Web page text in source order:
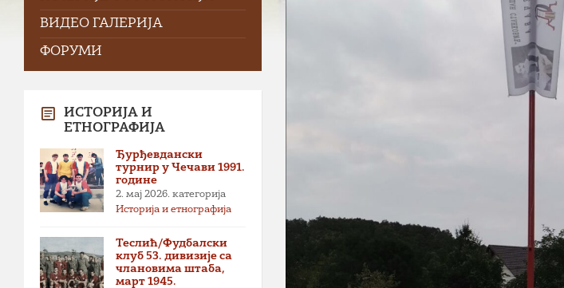
ВИДЕО ГАЛЕРИЈА
ФОРУМИ
ИСТОРИЈА И
ЕТНОГРАФИЈА
Ђурђевдански
турнир у Чечави 1991.
године
2. мај 2026. категорија
Историја и етнографија
Теслић/Фудбалски
клуб 53. дивизије са
члановима штаба,
март 1945.